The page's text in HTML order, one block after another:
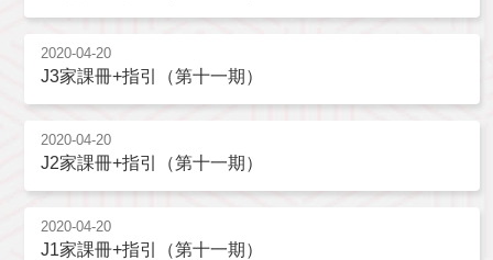
2020-04-20
J3家課冊+指引（第十一期）
2020-04-20
J2家課冊+指引（第十一期）
2020-04-20
J1家課冊+指引（第十一期）